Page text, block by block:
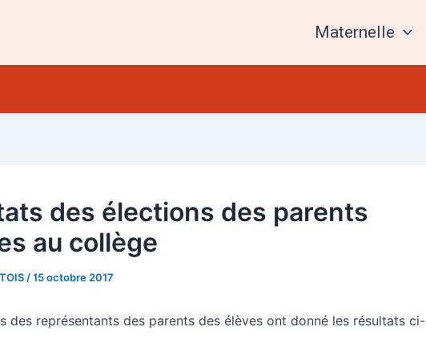
Maternelle
des élections des parents
au collège
/15 octobre 2017
des représentants des parents des élèves ont donné les résultats ci-